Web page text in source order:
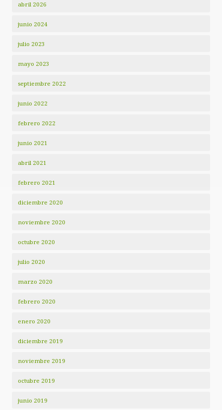
abril 2026
junio 2024
julio 2023
mayo 2023
septiembre 2022
junio 2022
febrero 2022
junio 2021
abril 2021
febrero 2021
diciembre 2020
noviembre 2020
octubre 2020
julio 2020
marzo 2020
febrero 2020
enero 2020
diciembre 2019
noviembre 2019
octubre 2019
junio 2019